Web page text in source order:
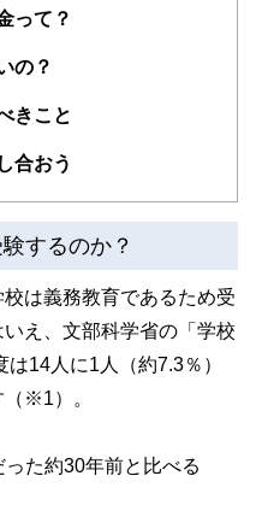
って？
の？
きこと
合おう
するのか？
は義務教育であるため受
え、文部科学省の「学校
14人に1人（約7.3％）
※1）。
た約30年前と比べる